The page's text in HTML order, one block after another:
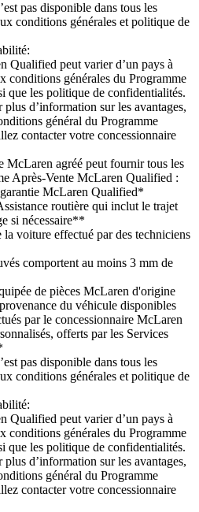
pas disponible dans tous les
conditions générales et politique de
Qualified peut varier d’un pays à
conditions générales du Programme
que les politique de confidentialités.
d’information sur les avantages,
général du Programme
contacter votre concessionnaire
McLaren agréé peut fournir tous les
Après-Vente McLaren Qualified :
McLaren Qualified*
routière qui inclut le trajet
si nécessaire**
voiture effectué par des techniciens
comportent au moins 3 mm de
de pièces McLaren d'origine
du véhicule disponibles
par le concessionnaire McLaren
offerts par les Services
pas disponible dans tous les
conditions générales et politique de
Qualified peut varier d’un pays à
conditions générales du Programme
que les politique de confidentialités.
d’information sur les avantages,
général du Programme
contacter votre concessionnaire